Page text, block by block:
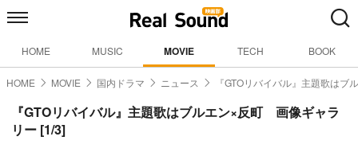
HOME MUSIC MOVIE TECH BOOK
HOME MOVIE 国内ドラマ ニュース 『GTOリバイバル』主題歌はブ
『GTOリバイバル』主題歌はブルエン×反町 画像ギャラ
リー [1/3]